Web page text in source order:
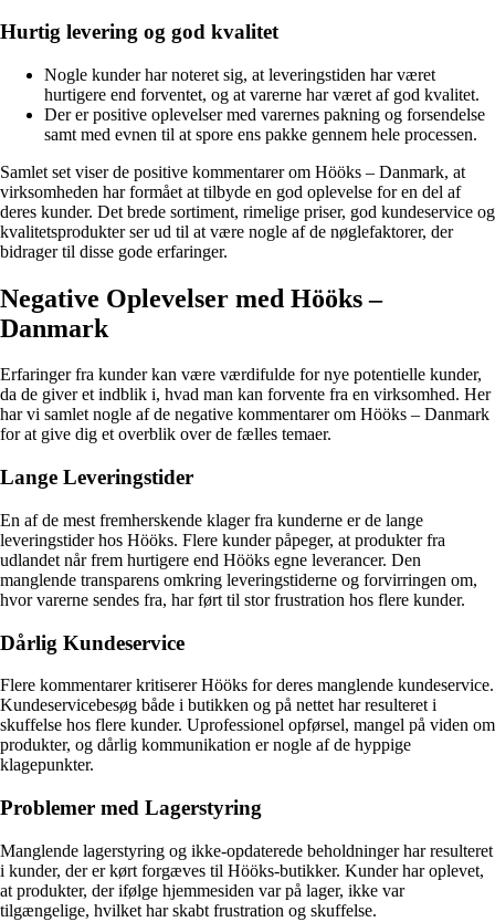
Hurtig levering og god kvalitet
Nogle kunder har noteret sig, at leveringstiden har været
hurtigere end forventet, og at varerne har været af god kvalitet.
Der er positive oplevelser med varernes pakning og forsendelse
samt med evnen til at spore ens pakke gennem hele processen.
Samlet set viser de positive kommentarer om Hööks – Danmark, at
virksomheden har formået at tilbyde en god oplevelse for en del af
deres kunder. Det brede sortiment, rimelige priser, god kundeservice og
kvalitetsprodukter ser ud til at være nogle af de nøglefaktorer, der
bidrager til disse gode erfaringer.
Negative Oplevelser med Hööks –
Danmark
Erfaringer fra kunder kan være værdifulde for nye potentielle kunder,
da de giver et indblik i, hvad man kan forvente fra en virksomhed. Her
har vi samlet nogle af de negative kommentarer om Hööks – Danmark
for at give dig et overblik over de fælles temaer.
Lange Leveringstider
En af de mest fremherskende klager fra kunderne er de lange
leveringstider hos Hööks. Flere kunder påpeger, at produkter fra
udlandet når frem hurtigere end Hööks egne leverancer. Den
manglende transparens omkring leveringstiderne og forvirringen om,
hvor varerne sendes fra, har ført til stor frustration hos flere kunder.
Dårlig Kundeservice
Flere kommentarer kritiserer Hööks for deres manglende kundeservice.
Kundeservicebesøg både i butikken og på nettet har resulteret i
skuffelse hos flere kunder. Uprofessionel opførsel, mangel på viden om
produkter, og dårlig kommunikation er nogle af de hyppige
klagepunkter.
Problemer med Lagerstyring
Manglende lagerstyring og ikke-opdaterede beholdninger har resulteret
i kunder, der er kørt forgæves til Hööks-butikker. Kunder har oplevet,
at produkter, der ifølge hjemmesiden var på lager, ikke var
tilgængelige, hvilket har skabt frustration og skuffelse.